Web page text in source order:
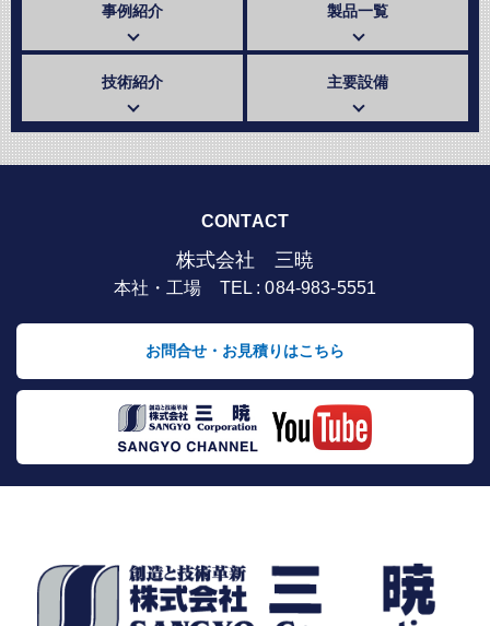
事例紹介 製品一覧
技術紹介 主要設備
CONTACT
株式会社 三暁
本社・工場 TEL : 084-983-5551
お問合せ・お見積りはこちら